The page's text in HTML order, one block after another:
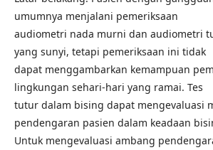
umumnya menjalani pemeriksaan
audiometri nada murni dan audiometri
yang sunyi, tetapi pemeriksaan ini tidak
dapat menggambarkan kemampuan
lingkungan sehari-hari yang ramai. Tes
tutur dalam bising dapat mengevaluasi
pendengaran pasien dalam keadaan
Untuk mengevaluasi ambang